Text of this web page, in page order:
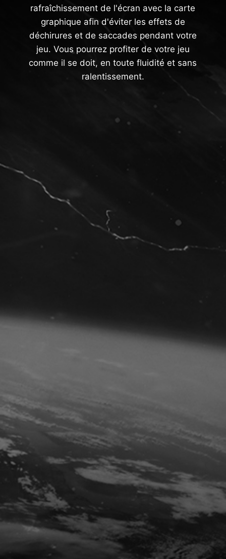
rafraîchissement de l'écran avec la carte
graphique afin d'éviter les effets de
déchirures et de saccades pendant votre
jeu. Vous pourrez profiter de votre jeu
comme il se doit, en toute fluidité et sans
ralentissement.